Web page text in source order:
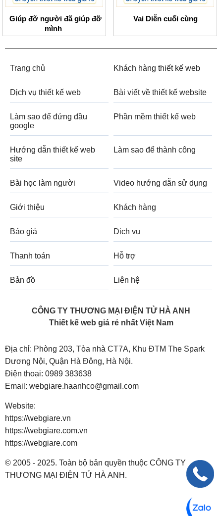
Giúp đỡ người đã giúp đỡ
mình
Vai Diễn cuối cùng
Trang chủ Khách hàng thiết kế web
Dịch vụ thiết kế web Bài viết về thiết kế website
Làm sao để đứng đầu
google
Phần mềm thiết kế web
Hướng dẫn thiết kế web
site
Làm sao để thành công
Bài học làm người Video hướng dẫn sử dụng
Giới thiệu Khách hàng
Báo giá Dịch vụ
Thanh toán Hỗ trợ
Bản đồ Liên hệ
CÔNG TY THƯƠNG MẠI ĐIỆN TỬ HÀ ANH
Thiết kế web giá rẻ nhất Việt Nam
Địa chỉ: Phòng 203, Tòa nhà CT7A, Khu ĐTM The Spark
Dương Nội, Quận Hà Đông, Hà Nội.
Điện thoại: 0989 383638
Email: webgiare.haanhco@gmail.com
Website:
https://webgiare.vn
https://webgiare.com.vn
https://webgiare.com
© 2005 - 2025. Toàn bộ bản quyền thuộc CÔNG TY
THƯƠNG MẠI ĐIỆN TỬ HÀ ANH.